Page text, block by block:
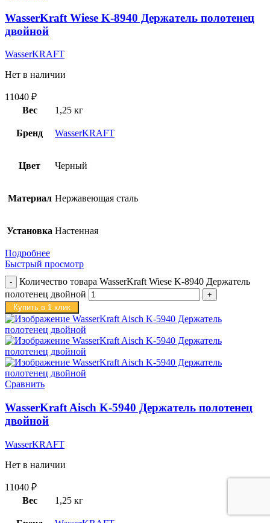
WasserKraft Wiese K-8940 Держатель полотенец
двойной
WasserKRAFT
Нет в наличии
11040 ₽
Вес
1,25 кг
Бренд WasserKRAFT
Цвет Черный
Материал Нержавеющая сталь
Установка Настенная
Подробнее
Быстрый просмотр
Количество товара WasserKraft Wiese K-8940 Держатель
полотенец двойной
Купить в 1 клик
Сравнить
WasserKraft Aisch K-5940 Держатель полотенец
двойной
WasserKRAFT
Нет в наличии
11040 ₽
Вес
1,25 кг